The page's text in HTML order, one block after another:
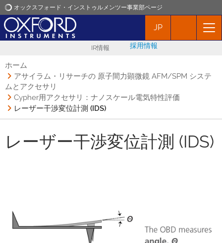
オックスフォード・インストゥルメンツー事業部ページ
オックスフォード・インストゥルメンツ
イベント
JP
IR情報 採用情報
ホーム
アサイラム・リサーチの 原子間力顕微鏡 AFM/SPM システ
ムとアクセサリ
Cypher用アクセサリ：ナノスケール電気特性評価
レーザー干渉変位計測 (IDS)
レーザー干渉変位計測 (IDS)